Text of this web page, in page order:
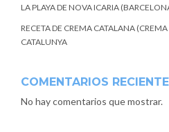
LA PLAYA DE NOVA ICARIA
RECETA DE CREMA CATALANA
CATALUNYA
COMENTARIOS
No hay comentarios que mostrar.